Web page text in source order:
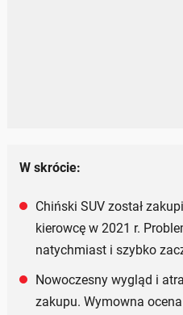
W skrócie:
Chiński SUV został
kierowcę w 2021 r.
natychmiast i szybko
Nowoczesny wygląd i
zakupu. Wymowna